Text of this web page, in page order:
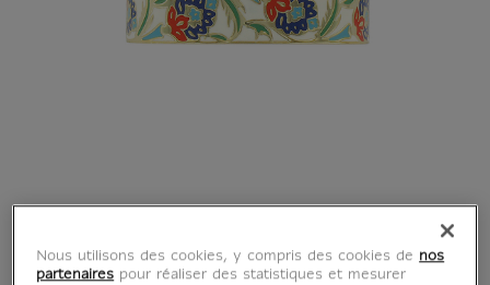
Nous utilisons des cookies, y compris des cookies de nos
partenaires pour réaliser des statistiques et mesurer